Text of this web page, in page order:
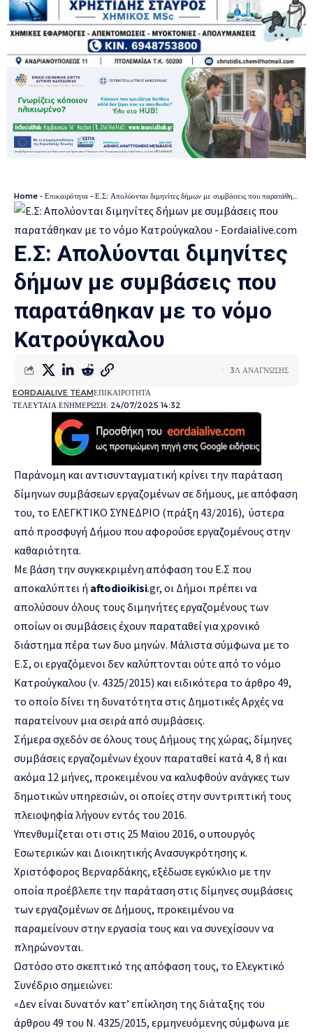
Home - Επικαιρότητα - Ε.Σ: Απολύονται διμηνίτες δήμων με συμβάσεις που παρατάθηκαν με το νόμο Κατρούγκαλου
Ε.Σ: Απολύονται διμηνίτες
δήμων με συμβάσεις που
παρατάθηκαν με το νόμο
Κατρούγκαλου
ΤΕΛΕΥΤΑΙΑ ΕΝΗΜΕΡΩΣΗ: 24/07/2025 14:32
EORDAIALIVE TEAMΕΠΙΚΑΙΡΟΤΗΤΑ
3Λ ΑΝΑΓΝΩΣΗΣ
Παράνομη και αντισυνταγματική κρίνει την παράταση
δίμηνων συμβάσεων εργαζομένων σε δήμους, με απόφαση
του, το ΕΛΕΓΚΤΙΚΟ ΣΥΝΕΔΡΙΟ (πράξη 43/2016), ύστερα
από προσφυγή Δήμου που αφορούσε εργαζομένους στην
καθαριότητα.
Με βάση την συγκεκριμένη απόφαση του Ε.Σ που
αποκαλύπτει ή aftodioikisi.gr, οι Δήμοι πρέπει να
απολύσουν όλους τους διμηνήτες εργαζομένους των
οποίων οι συμβάσεις έχουν παραταθεί για χρονικό
διάστημα πέρα των δυο μηνών. Μάλιστα σύμφωνα με το
Ε.Σ, οι εργαζόμενοι δεν καλύπτονται ούτε από το νόμο
Κατρούγκαλου (ν. 4325/2015) και ειδικότερα το άρθρο 49,
το οποίο δίνει τη δυνατότητα στις Δημοτικές Αρχές να
παρατείνουν μια σειρά από συμβάσεις.
Σήμερα σχεδόν σε όλους τους Δήμους της χώρας, δίμηνες
συμβάσεις εργαζομένων έχουν παραταθεί κατά 4, 8 ή και
ακόμα 12 μήνες, προκειμένου να καλυφθούν ανάγκες των
δημοτικών υπηρεσιών, οι οποίες στην συντριπτική τους
πλειοψηφία λήγουν εντός του 2016.
Υπενθυμίζεται οτι στις 25 Μαϊου 2016, ο υπουργός
Εσωτερικών και Διοικητικής Ανασυγκρότησης κ.
Χριστόφορος Βερναρδάκης, εξέδωσε εγκύκλιο με την
οποία προέβλεπε την παράταση στις δίμηνες συμβάσεις
των εργαζομένων σε Δήμους, προκειμένου να
παραμείνουν στην εργασία τους και να συνεχίσουν να
πληρώνονται.
Ωστόσο στο σκεπτικό της απόφαση τους, το Ελεγκτικό
Συνέδριο σημειώνει:
«Δεν είναι δυνατόν κατ’ επίκληση της διάταξης του
άρθρου 49 του Ν. 4325/2015, ερμηνευόμενης σύμφωνα με